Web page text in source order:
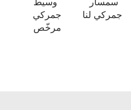
جمركي لنا
جمركي
مرخّص